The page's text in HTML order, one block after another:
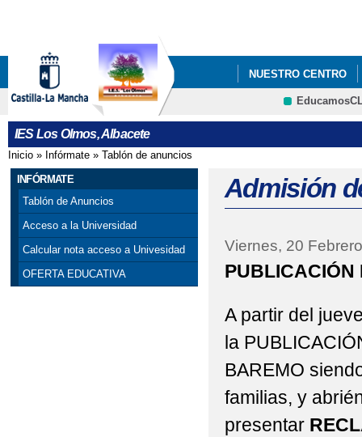
NUESTRO CENTRO
DOCUMENTOS
IES Los Olmos, Albacete
Se encuentra usted aquí
Inicio » Infórmate » Tablón de anuncios
INFÓRMATE
Tablón de Anuncios
Acceso a la Universidad
Calcular nota acceso a Univesidad
OFERTA EDUCATIVA
Admisión
Viernes, 20
PUBLICACIÓN
A partir del
la
BAREMO
familias, y
presentar